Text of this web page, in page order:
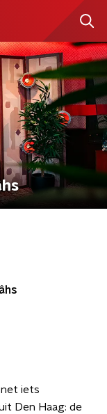
net iets
Den Haag: de